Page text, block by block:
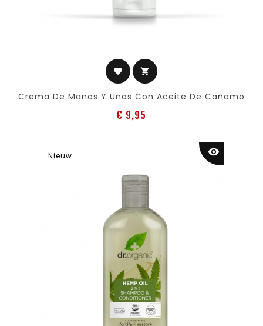
favorite shopping_cart
Crema De Manos Y Uñas Con Aceite De Cañamo
€ 9,95
Nieuw visibility